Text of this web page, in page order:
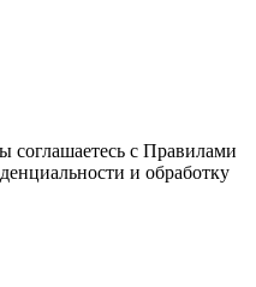
соглашаетесь с Правилами
и обработку